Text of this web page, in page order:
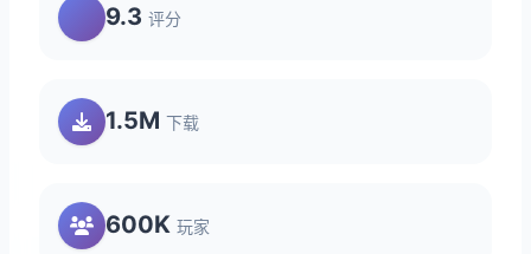
9.3 评分
1.5M 下载
600K 玩家